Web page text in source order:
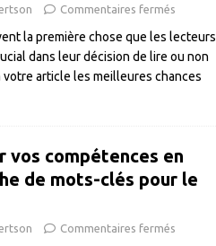
Commentaires fermés
la première chose que les lecteurs
dans leur décision de lire ou non
article les meilleures chances
vos compétences en
de mots-clés pour le
Commentaires fermés